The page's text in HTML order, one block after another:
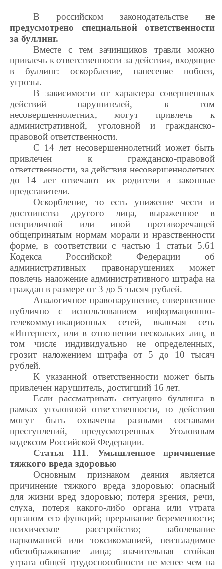
В российском законодательстве не
предусмотрено специальной ответственности
за буллинг.
Вместе с тем зачинщиков травли можно
привлечь к ответственности за действия, входящие
в буллинг: оскорбление, нанесение побоев,
угрозы.
В зависимости от характера совершенных
действий нарушителей, в том
несовершеннолетних, могут привлечь к
административной, уголовной и гражданско-
правовой ответственности.
С 14 лет несовершеннолетний может быть
привлечен к гражданско-правовой
ответственности, за действия несовершеннолетних
до 14 лет отвечают их родители и законные
представители.
Оскорбление, то есть унижение чести и
достоинства другого лица, выраженное в
неприличной или иной противоречащей
общепринятым нормам морали и нравственности
форме, в соответствии с частью 1 статьи 5.61
Кодекса Российской Федерации об
административных правонарушениях может
повлечь наложение административного штрафа на
граждан в размере от 3 до 5 тысяч рублей.
Аналогичное правонарушение, совершенное
публично с использованием информационно-
телекоммуникационных сетей, включая сеть
«Интернет», или в отношении нескольких лиц, в
том числе индивидуально не определенных,
грозит наложением штрафа от 5 до 10 тысяч
рублей.
К указанной ответственности может быть
привлечен нарушитель, достигший 16 лет.
Если рассматривать ситуацию буллинга в
рамках уголовной ответственности, то действия
могут быть охвачены разными составами
преступлений, предусмотренных Уголовным
кодексом Российской Федерации.
Статья 111. Умышленное причинение
тяжкого вреда здоровью
Основным признаком деяния является
причинение тяжкого вреда здоровью: опасный
для жизни вред здоровью; потеря зрения, речи,
слуха, потеря какого-либо органа или утрата
органом его функций; прерывание беременности;
психическое расстройство; заболевание
наркоманией или токсикоманией, неизгладимое
обезображивание лица; значительная стойкая
утрата общей трудоспособности не менее чем на